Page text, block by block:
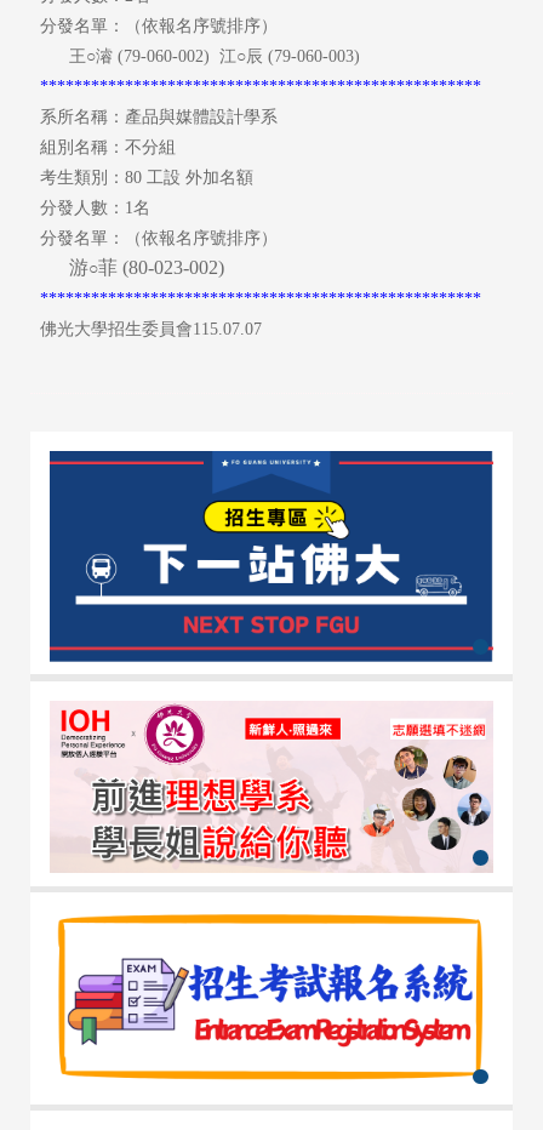
分發名單：（依報名序號排序）
王○濬 (79-060-002) 江○辰 (79-060-003)
****************************************************
系所名稱：產品與媒體設計學系
組別名稱：不分組
考生類別：80 工設 外加名額
分發人數：1名
分發名單：（依報名序號排序）
游○菲 (80-023-002)
****************************************************
佛光大學招生委員會115.07.07